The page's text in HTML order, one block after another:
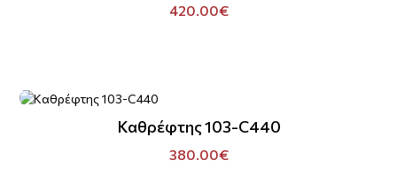
420.00€
Καθρέφτης 103-C440
380.00€